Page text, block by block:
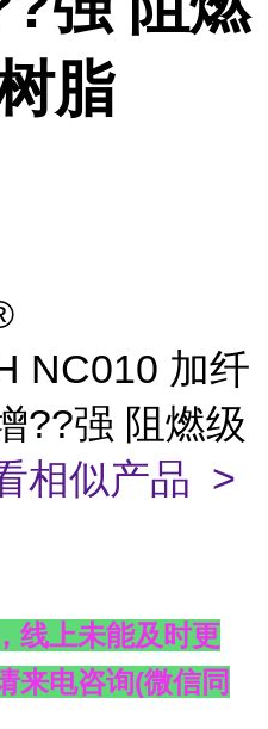
脂
NC010 加纤
??强 阻燃级
相似产品 >
线上未能及时更
来电咨询(微信同